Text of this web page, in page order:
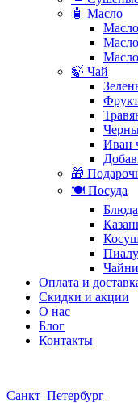
🧴 Масло
🍃 Чай
Иван
🎁
🍽️ Посуда
Блюда
Оплата и
Скидки и акции
О нас
Блог
Контакты
Санкт–Петербург